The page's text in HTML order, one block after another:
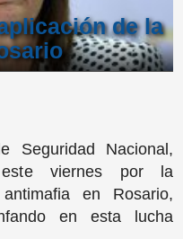
de la
Seguridad Nacional,
este viernes por la
en Rosario,
en esta lucha